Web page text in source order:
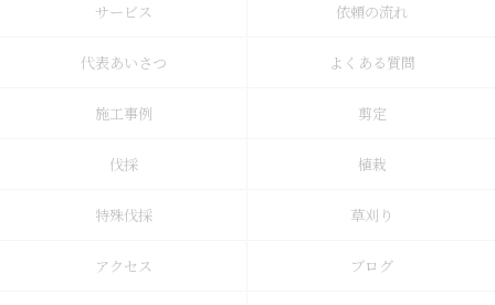
サービス 依頼の流れ
代表あいさつ よくある質問
施工事例 剪定
伐採 植栽
特殊伐採 草刈り
アクセス ブログ